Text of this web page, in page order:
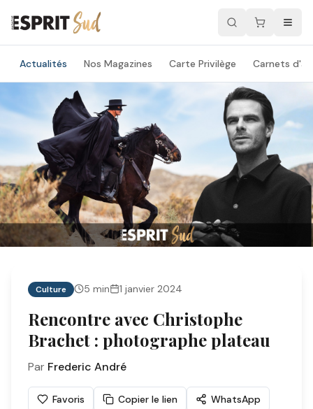
Actualités Nos Magazines Carte Privilège Carnets
Culture 5 min 1 janvier 2024
Rencontre avec Christophe
Brachet : photographe plateau
Par Frederic André
Favoris Copier le lien
WhatsApp